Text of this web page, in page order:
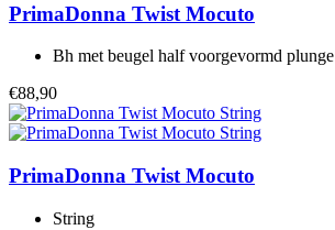
PrimaDonna Twist Mocuto
Bh met beugel half voorgevormd plunge
€88,90
PrimaDonna Twist Mocuto
String